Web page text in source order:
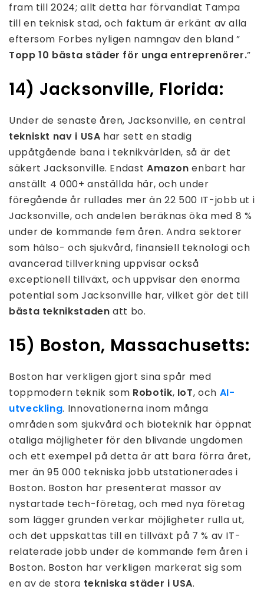
fram till 2024; allt detta har förvandlat Tampa
till en teknisk stad, och faktum är erkänt av alla
eftersom Forbes nyligen namngav den bland ”
Topp 10 bästa städer för unga entreprenörer.”
14) Jacksonville, Florida:
Under de senaste åren, Jacksonville, en central
tekniskt nav i USA har sett en stadig
uppåtgående bana i teknikvärlden, så är det
säkert Jacksonville. Endast Amazonenbart har
anställt 4 000+ anställda här, och under
föregående år rullades mer än 22 500 IT-jobb ut i
Jacksonville, och andelen beräknas öka med 8 %
under de kommande fem åren. Andra sektorer
som hälso- och sjukvård, finansiell teknologi och
avancerad tillverkning uppvisar också
exceptionell tillväxt, och uppvisar den enorma
potential som Jacksonville har, vilket gör det till
bästa teknikstadenatt bo.
15) Boston, Massachusetts:
Boston har verkligen gjort sina spår med
toppmodern teknik som Robotik, IoT, och AI-
utveckling. Innovationerna inom många
områden som sjukvård och bioteknik har öppnat
otaliga möjligheter för den blivande ungdomen
och ett exempel på detta är att bara förra året,
mer än 95 000 tekniska jobb utstationerades i
Boston. Boston har presenterat massor av
nystartade tech-företag, och med nya företag
som lägger grunden verkar möjligheter rulla ut,
och det uppskattas till en tillväxt på 7 % av IT-
relaterade jobb under de kommande fem åren i
Boston. Boston har verkligen markerat sig som
en av de stora tekniska städer i USA.